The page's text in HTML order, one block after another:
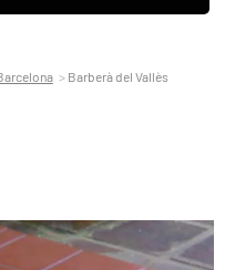
Barberà del Vallès